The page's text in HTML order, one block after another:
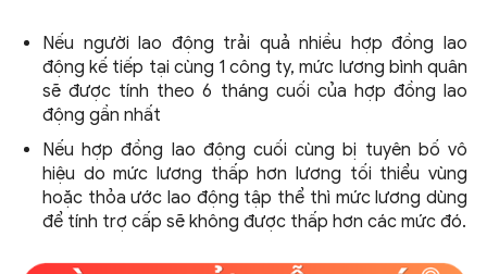
Nếu người lao động trải quả nhiều hợp đồng lao
động kế tiếp tại cùng 1 công ty, mức lương bình quân
sẽ được tính theo 6 tháng cuối của hợp đồng lao
động gần nhất
Nếu hợp đồng lao động cuối cùng bị tuyên bố vô
hiệu do mức lương thấp hơn lương tối thiểu vùng
hoặc thỏa ước lao động tập thể thì mức lương dùng
để tính trợ cấp sẽ không được thấp hơn các mức đó.